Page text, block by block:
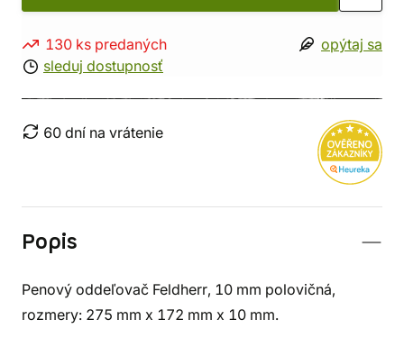
130 ks predaných
sleduj dostupnosť
opýtaj sa
60 dní na vrátenie
Popis
Penový oddeľovač Feldherr, 10 mm polovičná,
rozmery: 275 mm x 172 mm x 10 mm.